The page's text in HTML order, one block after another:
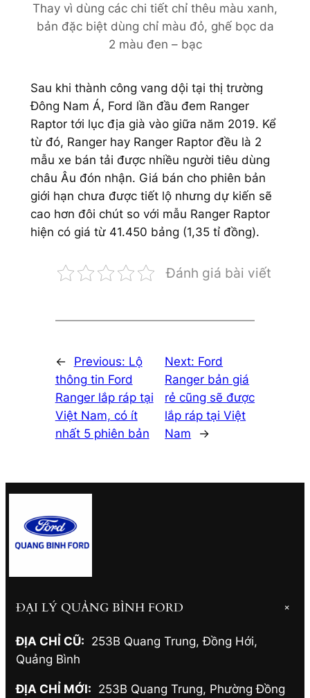
Thay vì dùng các chi tiết chỉ thêu màu xanh,
bản đặc biệt dùng chỉ màu đỏ, ghế bọc da
2 màu đen – bạc
Sau khi thành công vang dội tại thị trường
Đông Nam Á, Ford lần đầu đem Ranger
Raptor tới lục địa già vào giữa năm 2019. Kể
từ đó, Ranger hay Ranger Raptor đều là 2
mẫu xe bán tải được nhiều người tiêu dùng
châu Âu đón nhận. Giá bán cho phiên bản
giới hạn chưa được tiết lộ nhưng dự kiến sẽ
cao hơn đôi chút so với mẫu Ranger Raptor
hiện có giá từ 41.450 bảng (1,35 tỉ đồng).
Đánh giá bài viết
← Previous: Lộ
thông tin Ford
Ranger lắp ráp tại
Việt Nam, có ít
nhất 5 phiên bản
Next: Ford
Ranger bản giá
rẻ cũng sẽ được
lắp ráp tại Việt
Nam
→
ĐẠI LÝ QUẢNG BÌNH FORD +
ĐỊA CHỈ CŨ: 253B Quang Trung, Đồng Hới,
Quảng Bình
ĐỊA CHỈ MỚI: 253B Quang Trung, Phường Đồng